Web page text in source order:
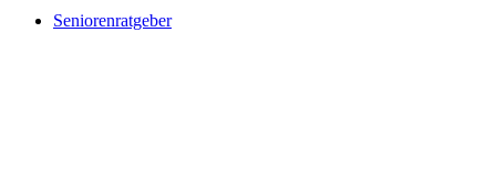
Seniorenratgeber